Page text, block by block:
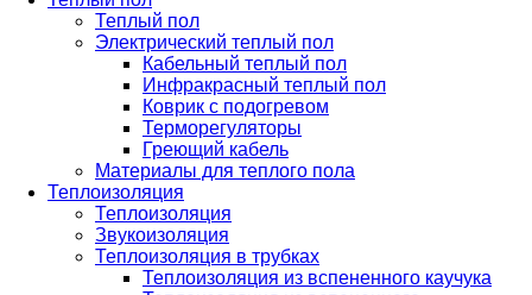
Теплый пол
Электрический теплый пол
Кабельный теплый пол
Инфракрасный теплый пол
Коврик с подогревом
Терморегуляторы
Греющий кабель
Материалы для теплого пола
Теплоизоляция
Теплоизоляция
Звукоизоляция
Теплоизоляция в трубках
Теплоизоляция из вспененного каучука